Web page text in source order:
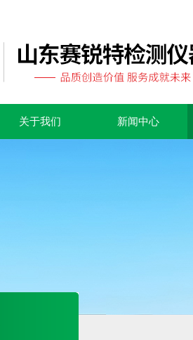
关于我们 新闻中心